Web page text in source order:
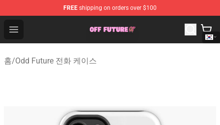
FREE shipping on orders over $100
Open menu
Odd Future Store - Official Odd Future Merchandise Shop
홈/Odd Future 전화 케이스